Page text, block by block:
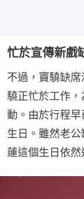
忙於宣傳新戲
不過，竇驍缺
驍正忙於工作
動。由於行程
生日。雖然老
蓮這個生日依然